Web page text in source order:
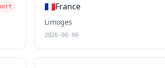
🇫🇷France
Limoges
2026-08-06